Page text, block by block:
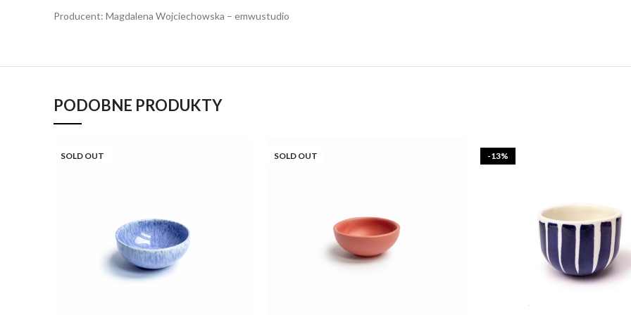
Producent: Magdalena Wojciechowska – emwustudio
PODOBNE PRODUKTY
SOLD OUT SOLD OUT -13%